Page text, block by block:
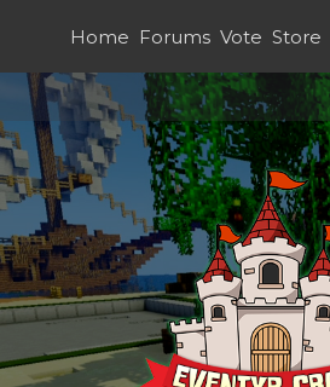
Home Forums Vote Store